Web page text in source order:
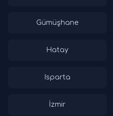
Gümüşhane
Hatay
Isparta
İzmir